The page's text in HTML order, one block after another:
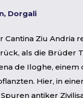
Dorgali
Cantina Ziu Andria
als die Brüder
de Iloghe,
Hier, in
antiker